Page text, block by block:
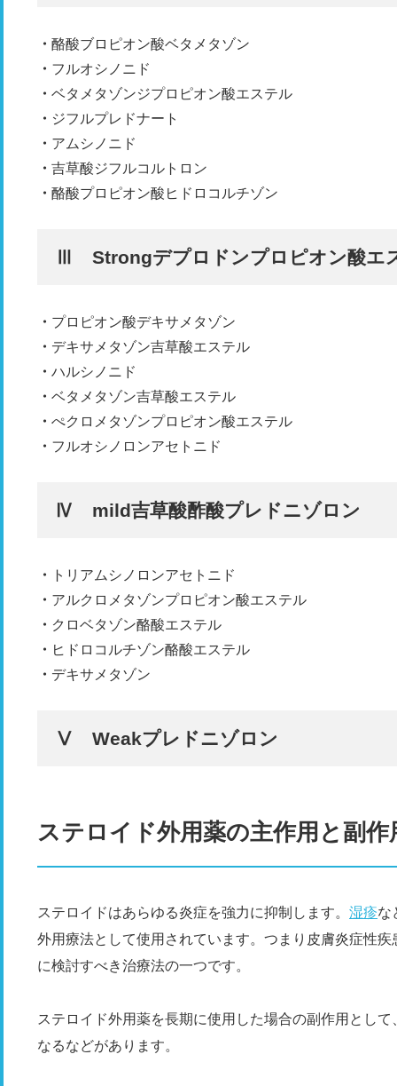
酪酸ブロピオン酸ベタメタゾン
フルオシノニド
ベタメタゾンジプロピオン酸エステル
ジフルプレドナート
アムシノニド
吉草酸ジフルコルトロン
酪酸プロピオン酸ヒドロコルチゾン
Ⅲ Strongデプロドンプロピオン酸エ
プロピオン酸デキサメタゾン
デキサメタゾン吉草酸エステル
ハルシノニド
ベタメタゾン吉草酸エステル
ぺクロメタゾンプロピオン酸エステル
フルオシノロンアセトニド
Ⅳ mild吉草酸酢酸プレドニゾロン
トリアムシノロンアセトニド
アルクロメタゾンプロピオン酸エステル
クロベタゾン酪酸エステル
ヒドロコルチゾン酪酸エステル
デキサメタゾン
Ⅴ Weakプレドニゾロン
ステロイド外用薬の主作用と副作
ステロイドはあらゆる炎症を強力に抑制します。 湿疹な
外用療法として使用されています。つまり皮膚炎症性
に検討すべき治療法の一つです。
ステロイド外用薬を長期に使用した場合の副作用とし
なるなどがあります。